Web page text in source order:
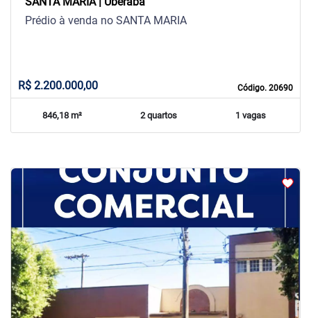
Código. 20690
Prédio à venda no SANTA MARIA
R$ 2.200.000,00
846,18 m² 2 quartos 1 vagas
arrow_back_iosPrevious arrow_forward_iosNext